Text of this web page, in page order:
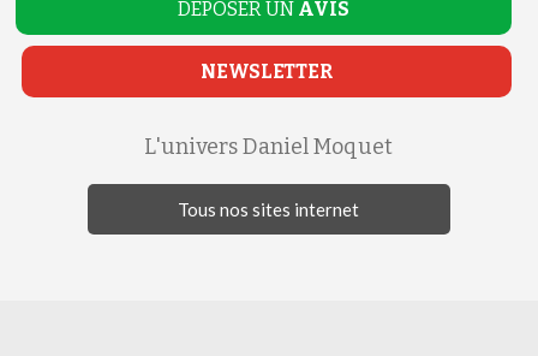
DEPOSER UN AVIS
NEWSLETTER
L'univers Daniel Moquet
Tous nos sites internet